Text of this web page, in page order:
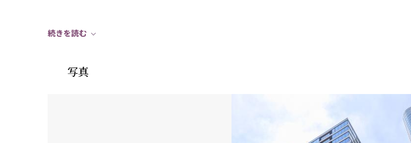
■二重床・二重天井
■内廊下設計
続きを読む
写真